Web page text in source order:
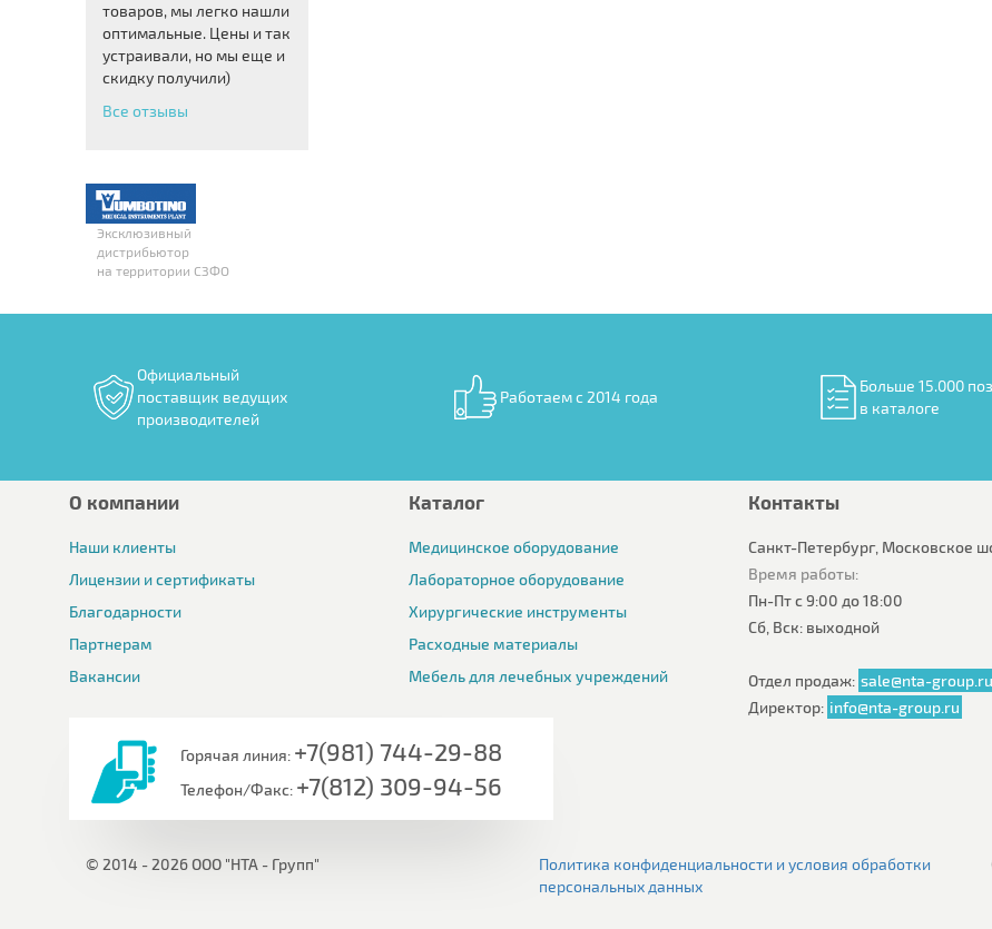
товаров, мы легко нашли
оптимальные. Цены и так
устраивали, но мы еще и
скидку получили)
Все отзывы
Эксклюзивный
дистрибьютор
на территории СЗФО
Официальный
поставщик ведущих
производителей
Работаем с 2014 года
Больше 15.000
в каталоге
О компании
Наши клиенты
Лицензии и сертификаты
Благодарности
Партнерам
Вакансии
Каталог
Медицинское оборудование
Лабораторное оборудование
Хирургические инструменты
Расходные материалы
Мебель для лечебных учреждений
Горячая линия: +7(981) 744-29-88
Телефон/Факс: +7(812) 309-94-56
Контакты
Санкт-Петербург, Московское
Время работы:
Пн-Пт с 9:00 до 18:00
Сб, Вск: выходной
Отдел продаж: sale@nta-group.ru
Директор: info@nta-group.ru
© 2014 - 2026 ООО "НТА - Групп"
Политика конфиденциальности и условия обработки
персональных данных